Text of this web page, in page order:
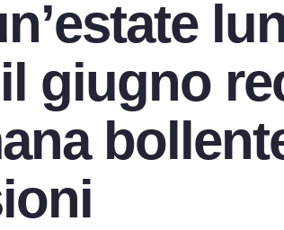
giugno